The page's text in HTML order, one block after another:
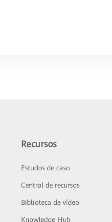
Recursos
Estudos de caso
Central de recursos
Biblioteca de vídeo
Knowledge Hub